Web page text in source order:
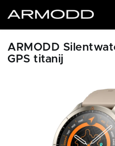
ARMODD
GPS titanij